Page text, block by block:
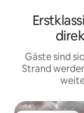
Gäste sind
Strand